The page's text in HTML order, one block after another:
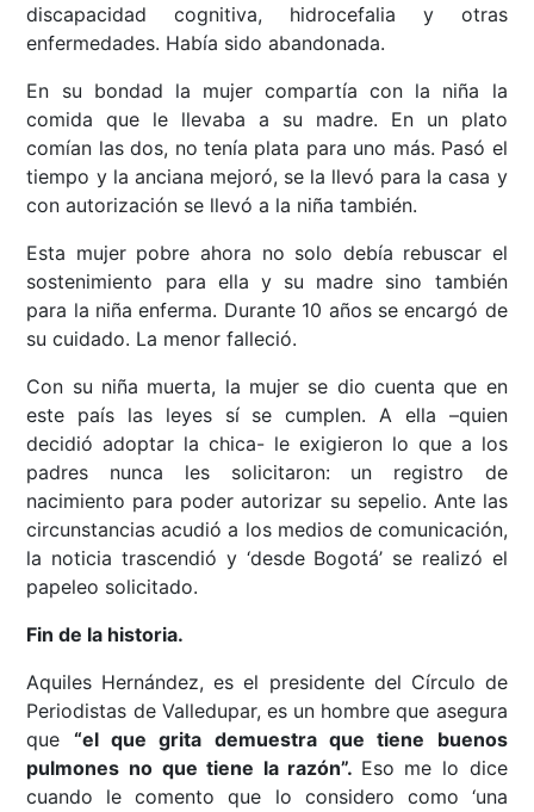
discapacidad cognitiva, hidrocefalia y otras
enfermedades. Había sido abandonada.
En su bondad la mujer compartía con la niña la
comida que le llevaba a su madre. En un plato
comían las dos, no tenía plata para uno más. Pasó el
tiempo y la anciana mejoró, se la llevó para la casa y
con autorización se llevó a la niña también.
Esta mujer pobre ahora no solo debía rebuscar el
sostenimiento para ella y su madre sino también
para la niña enferma. Durante 10 años se encargó de
su cuidado. La menor falleció.
Con su niña muerta, la mujer se dio cuenta que en
este país las leyes sí se cumplen. A ella –quien
decidió adoptar la chica- le exigieron lo que a los
padres nunca les solicitaron: un registro de
nacimiento para poder autorizar su sepelio. Ante las
circunstancias acudió a los medios de comunicación,
la noticia trascendió y ‘desde Bogotá’ se realizó el
papeleo solicitado.
Fin de la historia.
Aquiles Hernández, es el presidente del Círculo de
Periodistas de Valledupar, es un hombre que asegura
que “el que grita demuestra que tiene buenos
pulmones no que tiene la razón”. Eso me lo dice
cuando le comento que lo considero como ‘una